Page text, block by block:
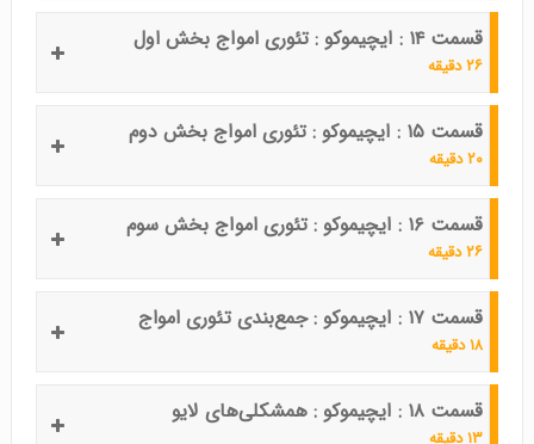
قسمت ۱۴ : ایچیموکو : تئوری امواج بخش اول
۲۶ دقیقه
قسمت ۱۵ : ایچیموکو : تئوری امواج بخش دوم
۲۰ دقیقه
قسمت ۱۶ : ایچیموکو : تئوری امواج بخش سوم
۲۶ دقیقه
قسمت ۱۷ : ایچیموکو : جمع‌بندی تئوری امواج
۱۸ دقیقه
قسمت ۱۸ : ایچیموکو : همشکلی‌های لایو